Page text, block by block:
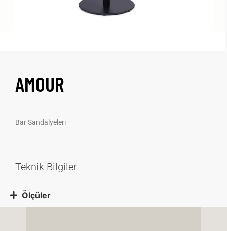
AMOUR
Bar Sandalyeleri
Teknik Bilgiler
Ölçüler